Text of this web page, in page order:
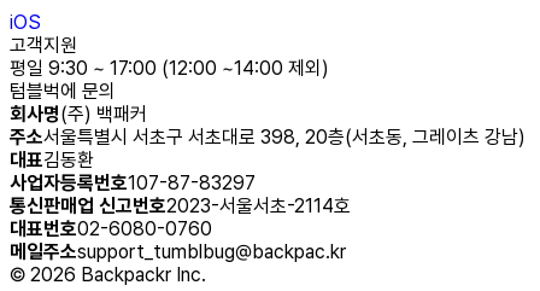
iOS
고객지원
평일 9:30 ~ 17:00 (12:00 ~14:00 제외)
텀블벅에 문의
회사명(주) 백패커
주소서울특별시 서초구 서초대로 398, 20층(서초동, 그레이츠 강남)
대표김동환
사업자등록번호107-87-83297
통신판매업 신고번호2023-서울서초-2114호
대표번호02-6080-0760
메일주소support_tumblbug@backpac.kr
© 2026 Backpackr Inc.